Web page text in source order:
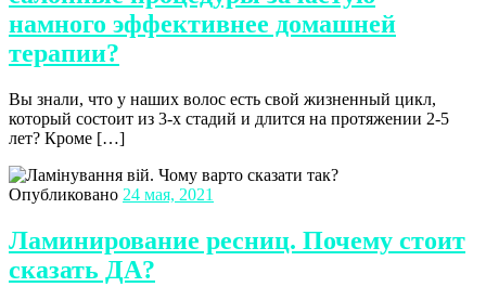
намного эффективнее домашней
терапии?
Вы знали, что у наших волос есть свой жизненный цикл,
который состоит из 3-х стадий и длится на протяжении 2-5
лет? Кроме […]
Опубликовано 24 мая, 2021
Ламинирование ресниц. Почему стоит
сказать ДА?